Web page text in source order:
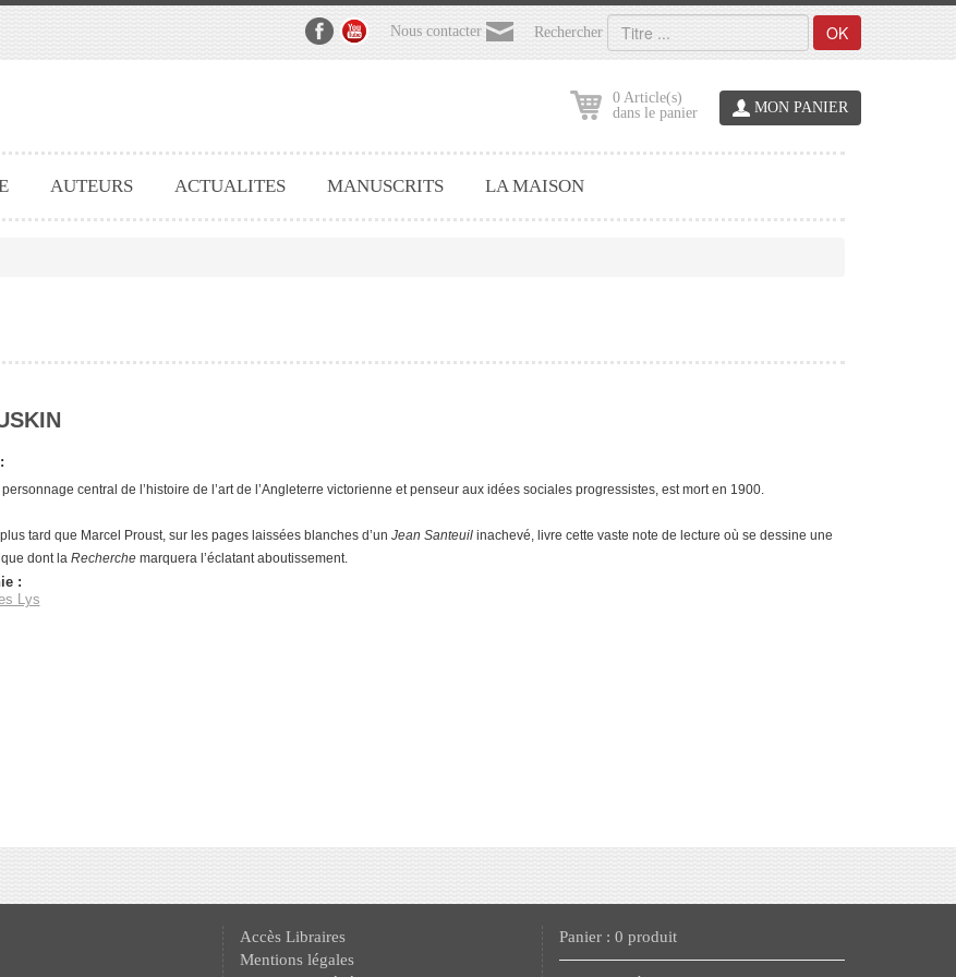
Nous contacter Rechercher OK
0 Article(s)
dans le panier
MON PANIER
AUTEURS ACTUALITES MANUSCRITS LA MAISON
central de l’histoire de l’art de l’Angleterre victorienne et penseur aux idées sociales progressistes, estmort en 1900.
tard que Marcel Proust, sur les pages laissées blanches d’un Jean Santeuil inachevé, livre cette vaste note de lecture où se dessine une
dont la Recherche marquera l’éclatant aboutissement.
:
Lys
Accès Libraires
Mentions légales
Panier : 0 produit